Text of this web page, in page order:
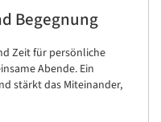
Begegnung
Zeit für persönliche
Abende. Ein
stärkt das Miteinander,